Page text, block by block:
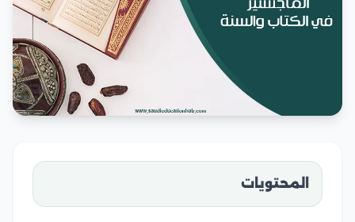
المحتويات